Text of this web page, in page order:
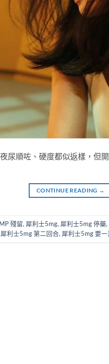
夜尿順咗、硬度都似返樣，
CONTINUE READING →
殘留, 犀利士5mg, 犀利士5mg 停藥,
犀利士5mg 第二回合, 犀利士5mg 要一